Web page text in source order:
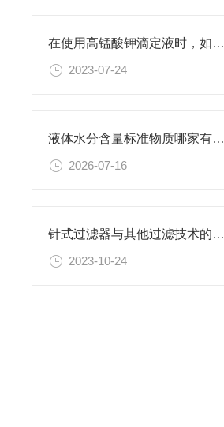
在使用高锰酸钾滴定液时，如何判断终点已经达到？
2023-07-24
液体水分含量标准物质哪家有？普西奥长期稳定供货，卡尔费休校准理想选择
2026-07-16
针式过滤器与其他过滤技术的比较
2023-10-24